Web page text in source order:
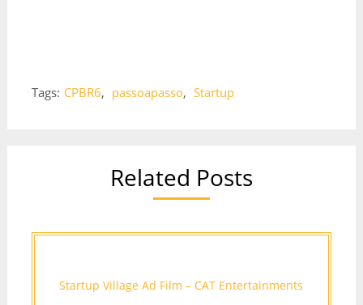
Tags: CPBR6, passoapasso, Startup
Related Posts
Startup Village Ad Film – CAT Entertainments